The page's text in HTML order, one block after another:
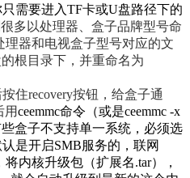
需要进入TF卡或U盘路径下的
多以处理器、盒子品牌型号命
理器和电视盒子型号对应的文
根目录下，并重命名为
住recovery按钮，给盒子通
用ceemmc命令（或是ceemmc -x
盒子不支持单一系统，必须选
是开启SMB服务的，联网
内核升级包（扩展名.tar），